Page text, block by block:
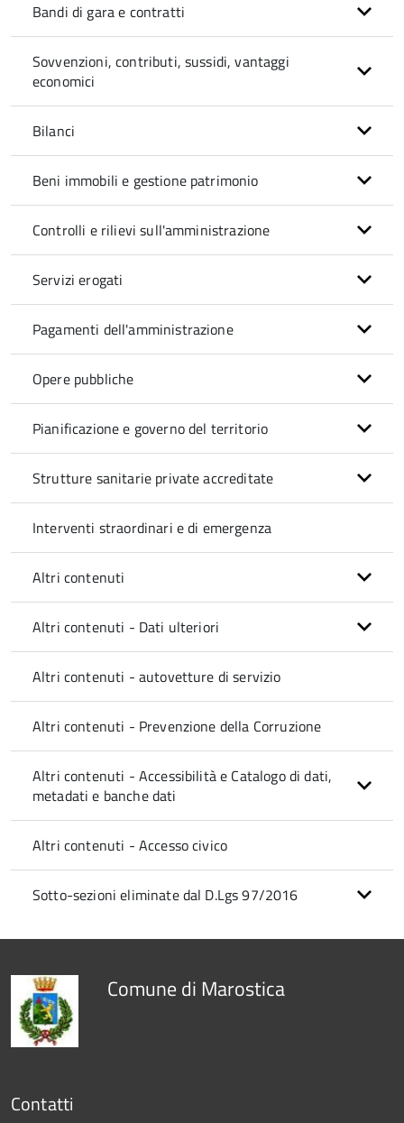
Bandi di gara e contratti
Sovvenzioni, contributi, sussidi, vantaggi
economici
Bilanci
Beni immobili e gestione patrimonio
Controlli e rilievi sull'amministrazione
Servizi erogati
Pagamenti dell'amministrazione
Opere pubbliche
Pianificazione e governo del territorio
Strutture sanitarie private accreditate
Interventi straordinari e di emergenza
Altri contenuti
Altri contenuti - Dati ulteriori
Altri contenuti - autovetture di servizio
Altri contenuti - Prevenzione della Corruzione
Altri contenuti - Accessibilità e Catalogo di dati,
metadati e banche dati
Altri contenuti - Accesso civico
Sotto-sezioni eliminate dal D.Lgs 97/2016
Comune di Marostica
Contatti